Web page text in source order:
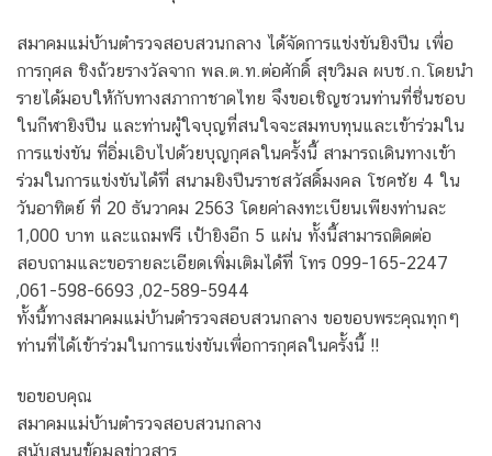
สมาคมแม่บ้านตำรวจสอบสวนกลาง ได้จัดการแข่งขันยิงปืน เพื่อ
การกุศล ชิงถ้วยรางวัลจาก พล.ต.ท.ต่อศักดิ์ สุขวิมล ผบช.ก.โดยนำ
รายได้มอบให้กับทางสภากาชาดไทย จึงขอเชิญชวนท่านที่ชื่นชอบ
ในกีฬายิงปืน และท่านผู้ใจบุญที่สนใจจะสมทบทุนและเข้าร่วมใน
การแข่งขัน ที่อิ่มเอิบไปด้วยบุญกุศลในครั้งนี้ สามารถเดินทางเข้า
ร่วมในการแข่งขันได้ที่ สนามยิงปืนราชสวัสดิ์มงคล โชคชัย 4 ใน
วันอาทิตย์ ที่ 20 ธันวาคม 2563 โดยค่าลงทะเบียนเพียงท่านละ
1,000 บาท และแถมฟรี เป้ายิงอีก 5 แผ่น ทั้งนี้สามารถติดต่อ
สอบถามและขอรายละเอียดเพิ่มเติมได้ที่ โทร 099-165-2247
,061-598-6693 ,02-589-5944
ทั้งนี้ทางสมาคมแม่บ้านตำรวจสอบสวนกลาง ขอขอบพระคุณทุกๆ
ท่านที่ได้เข้าร่วมในการแข่งขันเพื่อการกุศลในครั้งนี้ !!
ขอขอบคุณ
สมาคมแม่บ้านตำรวจสอบสวนกลาง
สนับสนุนข้อมูลข่าวสาร